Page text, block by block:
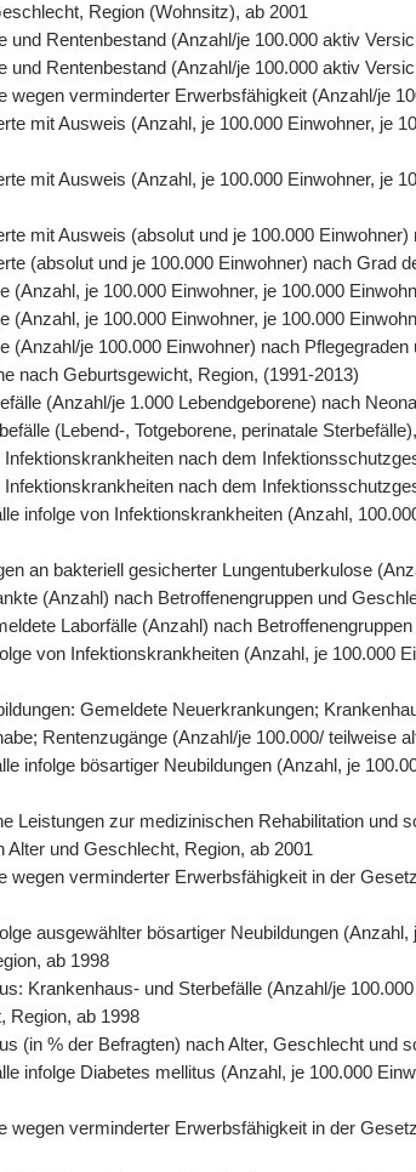
Region (Wohnsitz), ab 2001
und Rentenbestand (Anzahl/je 100.000 aktiv
und Rentenbestand (Anzahl/je 100.000 aktiv
wegen verminderter Erwerbsfähigkeit (Anzahl/je
mit Ausweis (Anzahl, je 100.000 Einwohner, je
mit Ausweis (Anzahl, je 100.000 Einwohner, je
mit Ausweis (absolut und je 100.000
(absolut und je 100.000 Einwohner) nach Grad
(Anzahl, je 100.000 Einwohner, je 100.000
(Anzahl, je 100.000 Einwohner, je 100.000
(Anzahl/je 100.000 Einwohner) nach
nach Geburtsgewicht, Region, (1991-2013)
(Anzahl/je 1.000 Lebendgeborene) nach
(Lebend-, Totgeborene, perinatale
nach dem
nach dem
infolge von Infektionskrankheiten (Anzahl,
an bakteriell gesicherter Lungentuberkulose
(Anzahl) nach Betroffenengruppen und
Laborfälle (Anzahl) nach
von Infektionskrankheiten (Anzahl, je 100.000
Gemeldete Neuerkrankungen;
Rentenzugänge (Anzahl/je 100.000/ teilweise
infolge bösartiger Neubildungen (Anzahl, je
Leistungen zur medizinischen Rehabilitation
Alter und Geschlecht, Region, ab 2001
wegen verminderter Erwerbsfähigkeit in der
ausgewählter bösartiger Neubildungen
ab 1998
Krankenhaus- und Sterbefälle (Anzahl/je
Region, ab 1998
(in % der Befragten) nach Alter, Geschlecht und
infolge Diabetes mellitus (Anzahl, je 100.000
wegen verminderter Erwerbsfähigkeit in der